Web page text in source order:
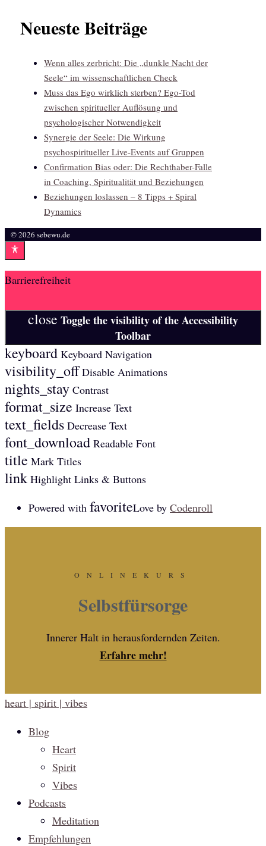
Neueste Beiträge
Wenn alles zerbricht: Die „dunkle Nacht der
Seele“ im wissenschaftlichen Check
Muss das Ego wirklich sterben? Ego-Tod
zwischen spiritueller Auflösung und
psychologischer Notwendigkeit
Synergie der Seele: Die Wirkung
psychospiritueller Live-Events auf Gruppen
Confirmation Bias oder: Die Rechthaber-Falle
in Coaching, Spiritualität und Beziehungen
Beziehungen loslassen – 8 Tipps + Spiral
Dynamics
© 2026 sebewu.de
Barrierefreiheit
close Toggle the visibility of the Accessibility
Toolbar
keyboard Keyboard Navigation
visibility_off Disable Animations
nights_stay Contrast
format_size Increase Text
text_fields Decrease Text
font_download Readable Font
title Mark Titles
link Highlight Links & Buttons
Powered with favoriteLove by Codenroll
ONLINEKURS
Selbstfürsorge
Innerer Halt in herausfordernden Zeiten.
Erfahre mehr!
heart | spirit | vibes
Blog
Heart
Spirit
Vibes
Podcasts
Meditation
Empfehlungen